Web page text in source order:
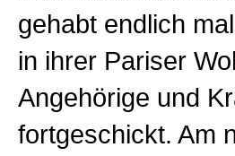
gehabt endlich
in ihrer Pariser
Angehörige und
fortgeschickt. Am